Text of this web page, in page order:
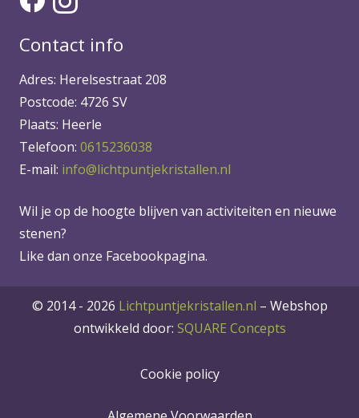
Contact info
Adres: Herelsestraat 208
Postcode: 4726 SV
Plaats: Heerle
Telefoon: 0615236038
E-mail: info@lichtpuntjekristallen.nl
Wil je op de hoogte blijven van activiteiten en nieuwe
stenen?
Like dan onze Facebookpagina.
© 2014 - 2026 Lichtpuntjekristallen.nl – Webshop
ontwikkeld door: SQUARE Concepts
Cookie policy